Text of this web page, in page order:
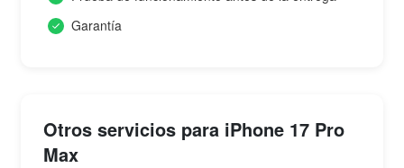
Garantía
Otros servicios para iPhone 17 Pro
Max